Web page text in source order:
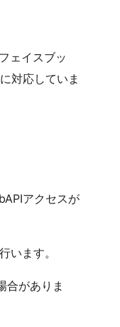
ェイスブッ
対応していま
アクセスが
います。
合がありま